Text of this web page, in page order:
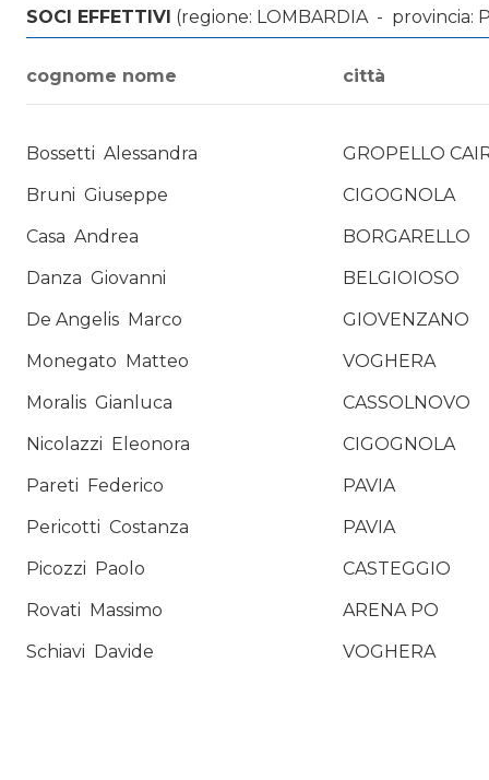
SOCI EFFETTIVI (regione: LOMBARDIA - provincia:
cognome nome città
Bossetti Alessandra
GROPELLO
Bruni Giuseppe
CIGOGNOLA
Casa Andrea
BORGARELLO
Danza Giovanni
BELGIOIOSO
De Angelis Marco
GIOVENZANO
Monegato Matteo
VOGHERA
Moralis Gianluca
CASSOLNOVO
Nicolazzi Eleonora
CIGOGNOLA
Pareti Federico
PAVIA
Pericotti Costanza
PAVIA
Picozzi Paolo
CASTEGGIO
Rovati Massimo
ARENA PO
Schiavi Davide VOGHERA